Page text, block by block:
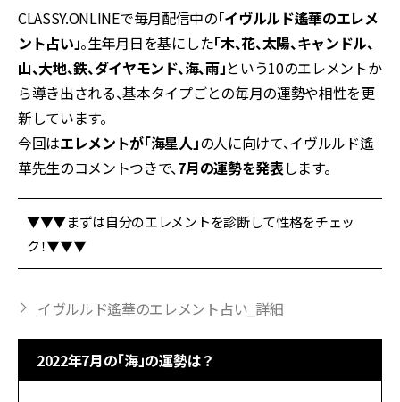
CLASSY.ONLINEで毎月配信中の「イヴルルド遙華のエレメ
ント占い」。生年月日を基にした「木、花、太陽、キャンドル、
山、大地、鉄、ダイヤモンド、海、雨」という10のエレメントか
ら導き出される、基本タイプごとの毎月の運勢や相性を更
新しています。
今回はエレメントが「海星人」の人に向けて、イヴルルド遙
華先生のコメントつきで、7月の運勢を発表します。
▼▼▼まずは自分のエレメントを診断して性格をチェッ
ク！▼▼▼
イヴルルド遙華のエレメント占い_詳細
2022年7月の「海」の運勢は？